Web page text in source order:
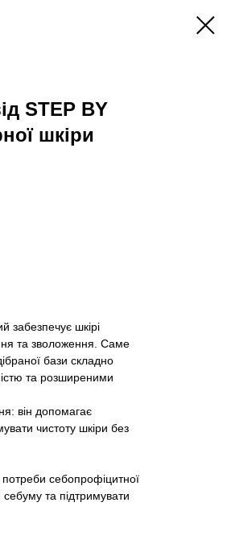
STEP BY
шкіри
забезпечує шкірі
та зволоження. Саме
бази складно
та розширеними
він допомагає
чистоту шкіри без
себопрофіцитної
та підтримувати